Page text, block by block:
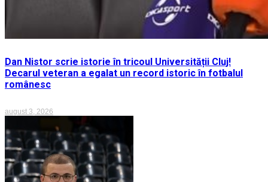
Dan Nistor scrie istorie în tricoul Universității Cluj!
Decarul veteran a egalat un record istoric în fotbalul
românesc
august 3, 2026